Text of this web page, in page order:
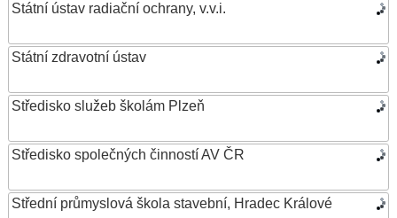
Státní ústav radiační ochrany, v.v.i.
Státní zdravotní ústav
Středisko služeb školám Plzeň
Středisko společných činností AV ČR
Střední průmyslová škola stavební, Hradec Králové